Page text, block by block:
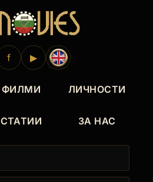
f ▶
ФИЛМИ ЛИЧНОСТИ
СТАТИИ ЗА НАС